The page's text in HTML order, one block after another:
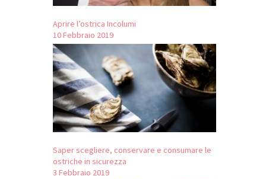
Aprire l’ostrica Incolumi
10 Febbraio 2019
Saper scegliere, conservare e consumare le
ostriche in sicurezza
3 Febbraio 2019